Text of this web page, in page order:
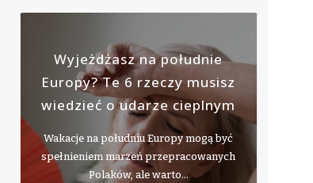
Wyjeżdżasz na południe
Europy? Te 6 rzeczy musisz
wiedzieć o udarze cieplnym
Wakacje na południu Europy mogą być
spełnieniem marzeń przepracowanych
Polaków, ale warto…